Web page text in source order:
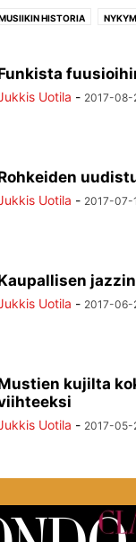
HISTORIA
Uotila - 2017-08-
Uotila - 2017-07-
Uotila - 2017-06-
kujilta
Uotila - 2017-05-